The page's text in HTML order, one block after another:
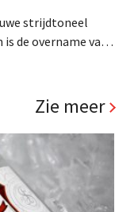
strijdtoneel
de overname van
Zie meer